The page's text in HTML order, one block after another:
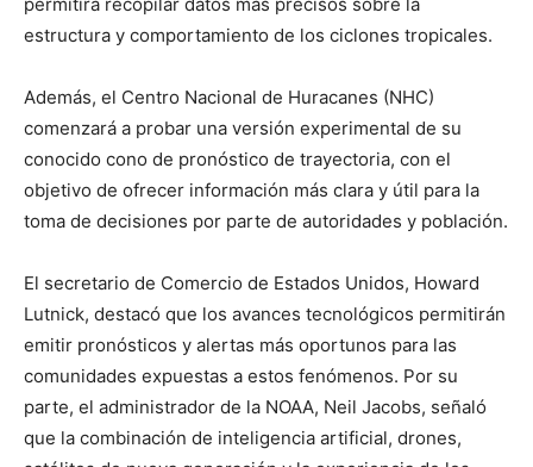
estructura y comportamiento de los ciclones tropicales.
Además, el Centro Nacional de Huracanes (NHC)
comenzará a probar una versión experimental de su
conocido cono de pronóstico de trayectoria, con el
objetivo de ofrecer información más clara y útil para la
toma de decisiones por parte de autoridades y población.
El secretario de Comercio de Estados Unidos, Howard
Lutnick, destacó que los avances tecnológicos permitirán
emitir pronósticos y alertas más oportunos para las
comunidades expuestas a estos fenómenos. Por su
parte, el administrador de la NOAA, Neil Jacobs, señaló
que la combinación de inteligencia artificial, drones,